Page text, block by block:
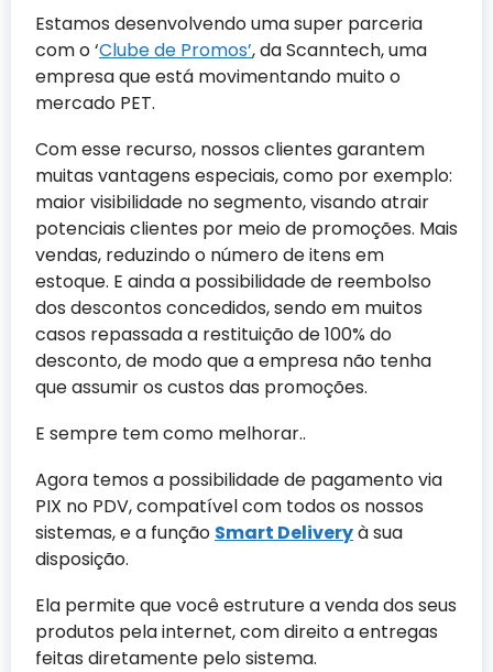
Estamos desenvolvendo uma super parceria
com o ‘Clube de Promos’, da Scanntech, uma
empresa que está movimentando muito o
mercado PET.
Com esse recurso, nossos clientes garantem
muitas vantagens especiais, como por exemplo:
maior visibilidade no segmento, visando atrair
potenciais clientes por meio de promoções. Mais
vendas, reduzindo o número de itens em
estoque. E ainda a possibilidade de reembolso
dos descontos concedidos, sendo em muitos
casos repassada a restituição de 100% do
desconto, de modo que a empresa não tenha
que assumir os custos das promoções.
E sempre tem como melhorar..
Agora temos a possibilidade de pagamento via
PIX no PDV, compatível com todos os nossos
sistemas, e a função Smart Deliveryà sua
disposição.
Ela permite que você estruture a venda dos seus
produtos pela internet, com direito a entregas
feitas diretamente pelo sistema.